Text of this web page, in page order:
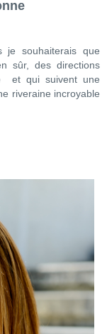
je souhaiterais que
sûr, des directions
et qui suivent une
riveraine incroyable